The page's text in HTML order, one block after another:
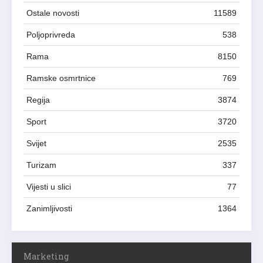
Ostale novosti 11589
Poljoprivreda 538
Rama 8150
Ramske osmrtnice 769
Regija 3874
Sport 3720
Svijet 2535
Turizam 337
Vijesti u slici 77
Zanimljivosti 1364
Marketing